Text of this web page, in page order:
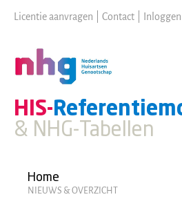
content
Licentie aanvragen Contact Inloggen
HIS-
& NHG-Tabellen
Home
NIEUWS & OVERZICHT